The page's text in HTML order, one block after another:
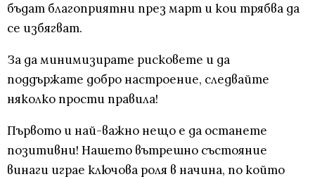
бъдат благоприятни през март и кои трябва да
се избягват.
За да минимизирате рисковете и да
поддържате добро настроение, следвайте
няколко прости правила!
Първото и най-важно нещо е да останете
позитивни! Нашето вътрешно състояние
винаги играе ключова роля в начина, по който